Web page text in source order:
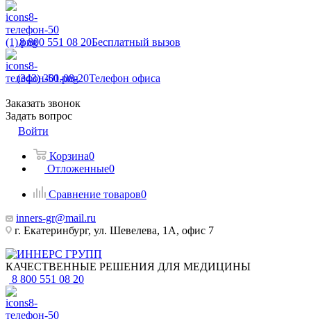
8 800 551 08 20Бесплатный вызов
(343) 301-08-20Телефон офиса
Заказать звонок
Задать вопрос
Войти
Корзина0
Отложенные0
Сравнение товаров0
inners-gr@mail.ru
г. Екатеринбург, ул. Шевелева, 1А, офис 7
КАЧЕСТВЕННЫЕ РЕШЕНИЯ ДЛЯ МЕДИЦИНЫ
8 800 551 08 20